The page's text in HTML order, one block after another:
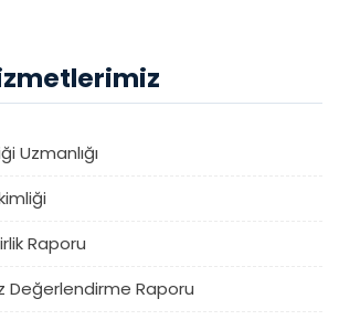
Uzmanlığı
Raporu
Değerlendirme Raporu